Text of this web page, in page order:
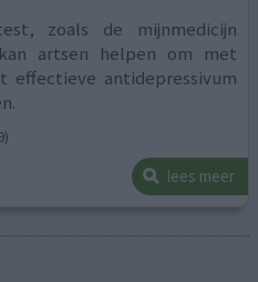
zoals de mijnmedicijn
artsen helpen om met
effectieve antidepressivum
lees meer